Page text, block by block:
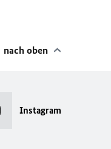
nach oben
Instagram